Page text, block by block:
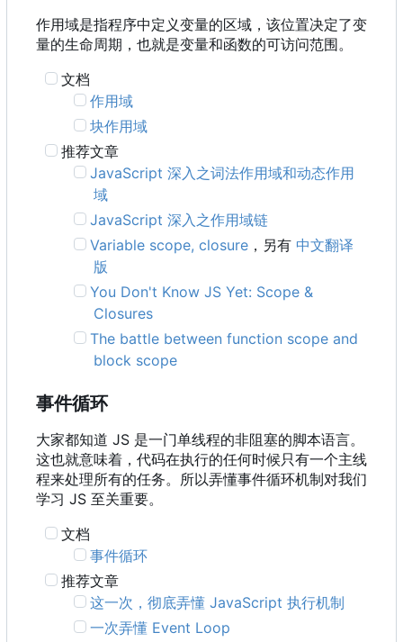
作用域是指程序中定义变量的区域，该位置决定了变
量的生命周期，也就是变量和函数的可访问范围。
文档
作用域
块作用域
推荐文章
JavaScript 深入之词法作用域和动态作用
域
JavaScript 深入之作用域链
Variable scope, closure ，另有 中文翻译
版
You Don't Know JS Yet: Scope &
Closures
The battle between function scope and
block scope
事件循环
大家都知道 JS 是一门单线程的非阻塞的脚本语言。
这也就意味着，代码在执行的任何时候只有一个主线
程来处理所有的任务。所以弄懂事件循环机制对我们
学习 JS 至关重要。
文档
事件循环
推荐文章
这一次，彻底弄懂 JavaScript 执行机制
一次弄懂 Event Loop